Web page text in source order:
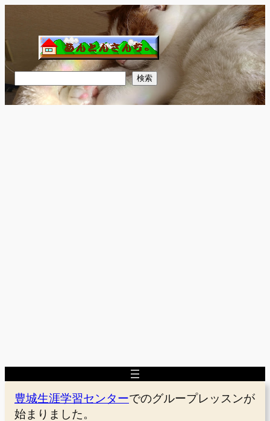
を
ス
キ
ッ
プ
索
検索
豊城生涯学習センターでのグループレッスンが
始まりました。